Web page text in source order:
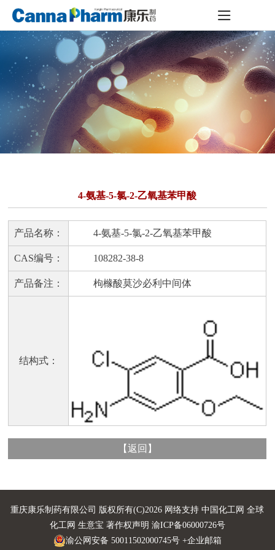
4-氨基-5-氯-2-乙氧基苯甲酸
产品名称： 4-氨基-5-氯-2-乙氧基苯甲酸
CAS编号： 108282-38-8
产品备注： 枸橼酸莫沙必利中间体
结构式：
【返回 】
重庆康乐制药有限公司 版权所有(C)2026 网络支持中国化工网 全球
化工网 生意宝 著作权声明 渝ICP备06000726号
渝公网安备 50011502000745号 +企业邮箱